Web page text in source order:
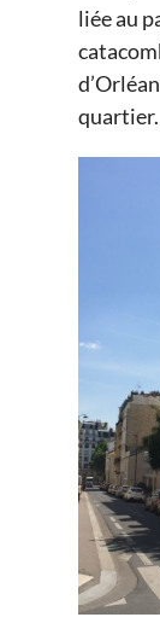
liée au
quartier.